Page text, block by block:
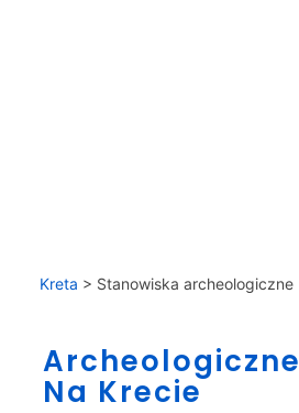
Kreta > Stanowiska archeologiczne
Na Krecie